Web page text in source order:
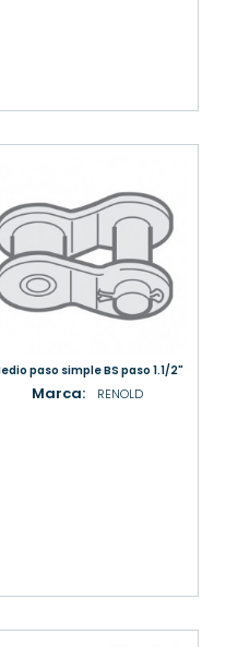
Medio paso simple BS paso 1.1/2"
Marca: RENOLD